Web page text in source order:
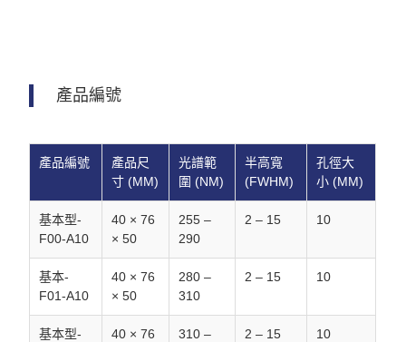
產品編號
產品編號
產品尺
寸 (MM)
光譜範
圍 (NM)
半高寬
(FWHM)
孔徑大
小 (MM)
基本型-
F00-A10
40 × 76
× 50
255 –
290
2 – 15 10
基本-
F01-A10
40 × 76
× 50
280 –
310
2 – 15 10
基本型-
40 × 76
310 –
2 – 15 10